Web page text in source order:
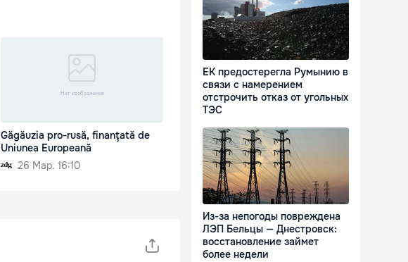
Găgăuzia pro-rusă, finanţată de
Uniunea Europeană
26 Мар. 16:10
ЕК предостерегла Румынию в
связи с намерением
отстрочить отказ от угольных
ТЭС
Из-за непогоды повреждена
ЛЭП Бельцы — Днестровск:
восстановление займет
более недели